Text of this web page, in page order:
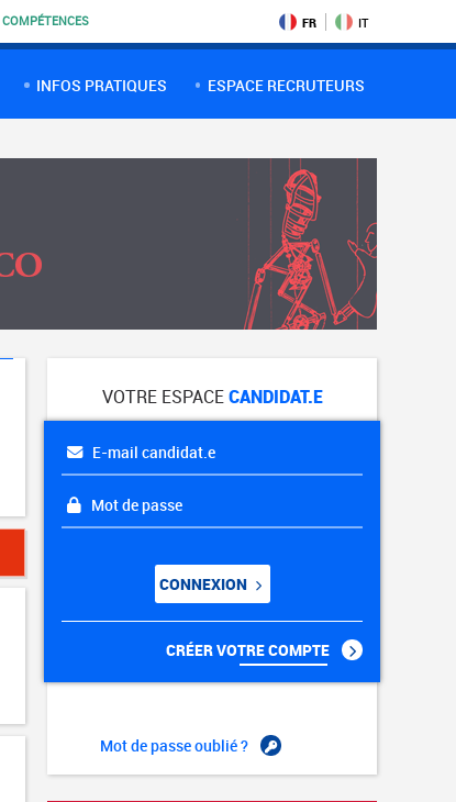
COMPÉTENCES FR IT
INFOS PRATIQUES ESPACE RECRUTEURS
VOTRE ESPACECANDIDAT.E
E-mail candidat.e
Mot de passe
CONNEXION
CRÉER VOTRE COMPTE
Mot de passe oublié ?